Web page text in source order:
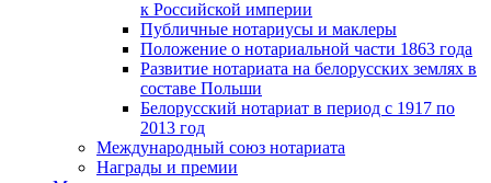
к Российской империи
Публичные нотариусы и маклеры
Положение о нотариальной части 1863 года
Развитие нотариата на белорусских землях в
составе Польши
Белорусский нотариат в период с 1917 по
2013 год
Международный союз нотариата
Награды и премии